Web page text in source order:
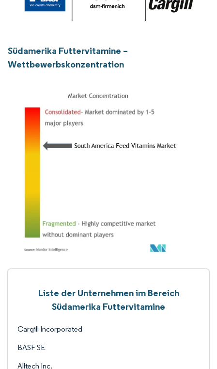
Südamerika Futtervitamine –
Wettbewerbskonzentration
Liste der Unternehmen im Bereich
Südamerika Futtervitamine
Cargill Incorporated
BASF SE
Alltech Inc.